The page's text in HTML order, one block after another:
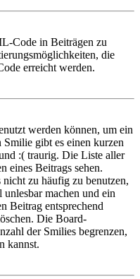
Code in Beiträgen zu
die
erreicht werden.
werden können, um ein
gibt es einen kurzen
:( traurig. Die Liste aller
eines Beitrags sehen.
zu häufig zu benutzen,
machen und ein
Beitrag entsprechend
Die Board-
der Smilies begrenzen,
kannst.